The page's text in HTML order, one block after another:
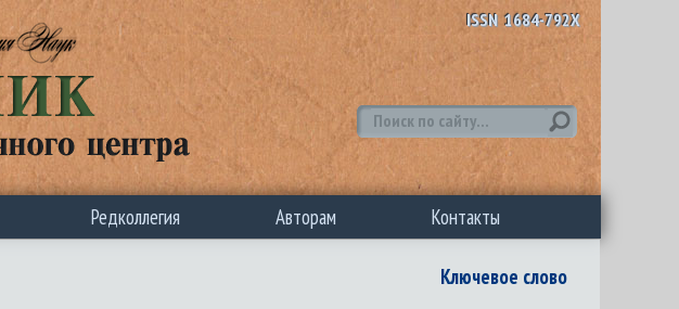
ISSN 1684-792X
Редколлегия Авторам Контакты
Ключевое слово